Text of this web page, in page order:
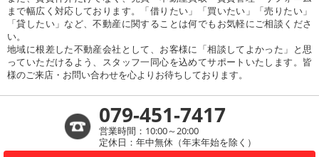
まで幅広く対応しております。「借りたい」「買いたい」「売りたい」
「貸したい」など、不動産に関することは何でもお気軽にご相談くださ
い。
地域に根差した不動産会社として、お客様に「相談してよかった」と思
っていただけるよう、スタッフ一同心を込めてサポートいたします。皆
様のご来店・お問い合わせを心よりお待ちしております。
079-451-7417
営業時間：10:00～20:00
定休日：年中無休（年末年始を除く）